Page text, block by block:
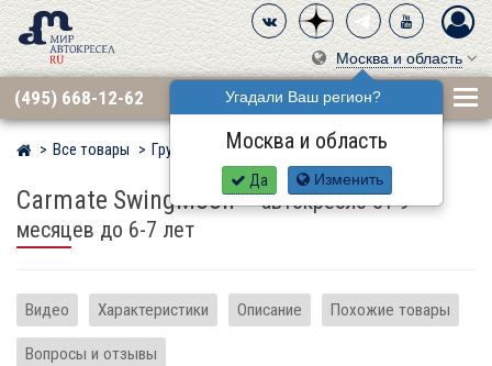
Москва и область
Угадали Ваш регион?
Москва и область
Да Изменить
(495) 668-12-62
Мир детских автокресел
Все товары Группа 1·2 (9–25 кг) CARMATE
Carmate SwingMoon–автокресло от 9
месяцев до 6-7 лет
Видео Характеристики Описание Похожие товары
Вопросы и отзывы